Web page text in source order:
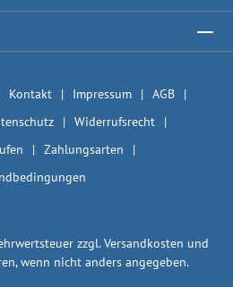
Kontakt Impressum
AGB
Widerrufsrecht
Zahlungsarten
zzgl.Versandkosten und
wenn nicht anders angegeben.